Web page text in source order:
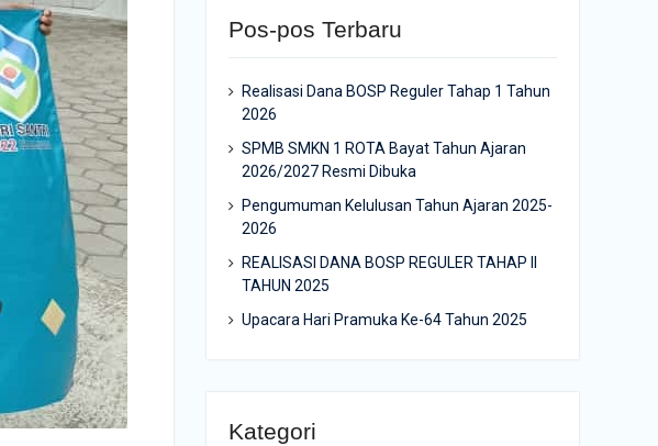
Pos-pos Terbaru
Realisasi Dana BOSP Reguler Tahap 1 Tahun
2026
SPMB SMKN 1 ROTA Bayat Tahun Ajaran
2026/2027 Resmi Dibuka
Pengumuman Kelulusan Tahun Ajaran 2025-
2026
REALISASI DANA BOSP REGULER TAHAP II
TAHUN 2025
Upacara Hari Pramuka Ke-64 Tahun 2025
Kategori